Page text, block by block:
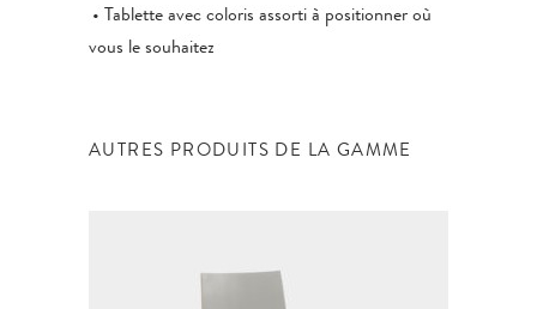
• Tablette avec coloris assorti à positionner où
vous le souhaitez
AUTRES PRODUITS DE LA GAMME